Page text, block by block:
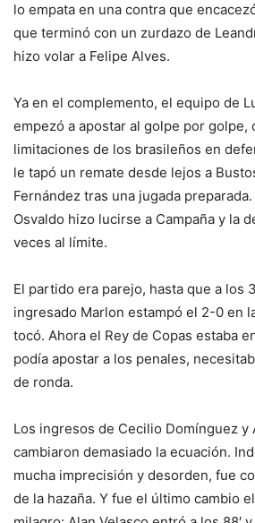
lo empata en una contra que
que terminó con un zurdazo de
hizo volar a Felipe Alves.
Ya en el complemento, el equipo de
empezó a apostar al golpe por golpe,
limitaciones de los brasileños en
le tapó un remate desde lejos a
Fernández tras una jugada
Osvaldo hizo lucirse a Campaña y la
veces al límite.
El partido era parejo, hasta que a los
ingresado Marlon estampó el 2-0 en
tocó. Ahora el Rey de Copas estaba
podía apostar a los penales,
de ronda.
Los ingresos de Cecilio Domínguez y
cambiaron demasiado la ecuación.
mucha imprecisión y desorden, fue
de la hazaña. Y fue el último cambio